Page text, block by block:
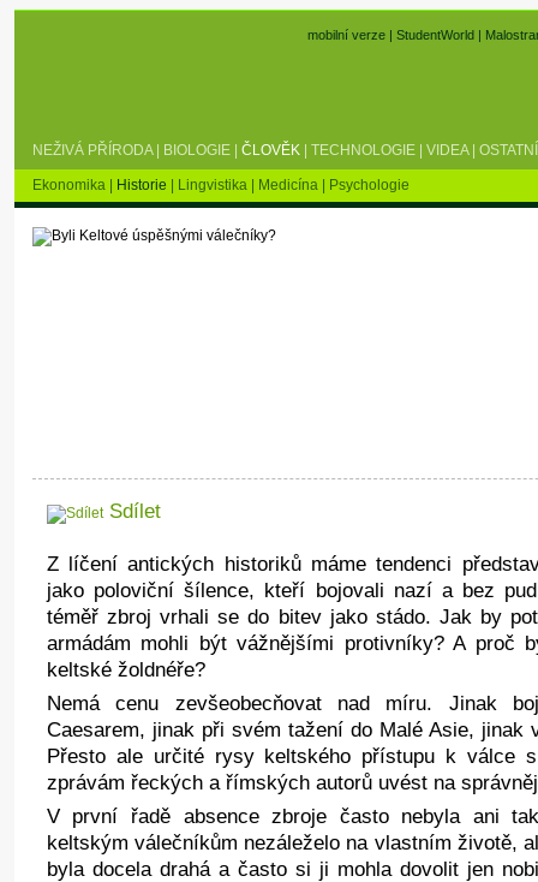
mobilní verze |StudentWorld |
NEŽIVÁ PŘÍRODA| BIOLOGIE | ČLOVĚK | TECHNOLOGIE | VIDEA| OSTATNÍ
Ekonomika | Historie | Lingvistika | Medicína | Psychologie
Sdílet
Z líčení antických historiků máme tendenci
jako poloviční šílence, kteří bojovali nazí a bez
téměř zbroj vrhali se do bitev jako stádo. Jak by
armádám mohli být vážnějšími protivníky? A proč
keltské žoldnéře?
Nemá cenu zevšeobecňovat nad míru. Jinak
Caesarem, jinak při svém tažení do Malé Asie, jinak
Přesto ale určité rysy keltského přístupu k válce
zprávám řeckých a římských autorů uvést na
V první řadě absence zbroje často nebyla ani
keltským válečníkům nezáleželo na vlastním životě,
byla docela drahá a často si ji mohla dovolit jen